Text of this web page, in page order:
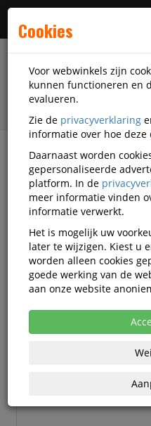
Printer supplies
Develop
Cookies
Voor webwinkels zijn
kunnen functioneren en
evalueren.
Zie de privacyverklaring
informatie over hoe
Daarnaast worden
gepersonaliseerde
platform. In de
meer informatie vinden
informatie verwerkt.
Het is mogelijk uw
later te wijzigen. Kiest u
worden alleen cookies
goede werking van de
aan onze website